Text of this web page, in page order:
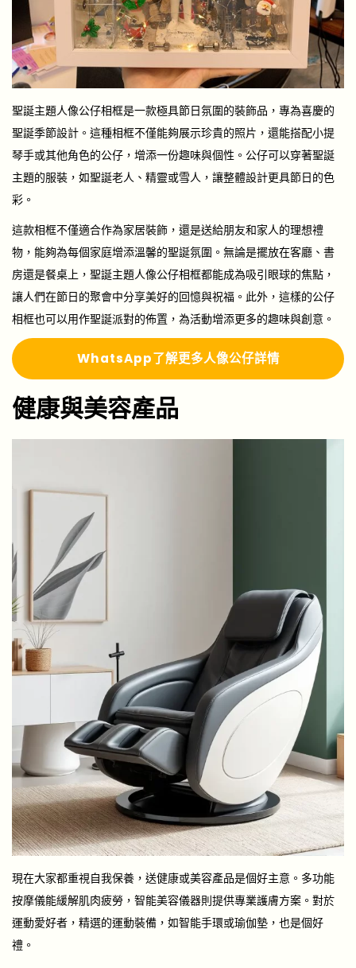
聖誕主題人像公仔相框是一款極具節日氛圍的裝飾品，專為喜慶的
聖誕季節設計。這種相框不僅能夠展示珍貴的照片，還能搭配小提
琴手或其他角色的公仔，增添一份趣味與個性。公仔可以穿著聖誕
主題的服裝，如聖誕老人、精靈或雪人，讓整體設計更具節日的色
彩。
這款相框不僅適合作為家居裝飾，還是送給朋友和家人的理想禮
物，能夠為每個家庭增添溫馨的聖誕氛圍。無論是擺放在客廳、書
房還是餐桌上，聖誕主題人像公仔相框都能成為吸引眼球的焦點，
讓人們在節日的聚會中分享美好的回憶與祝福。此外，這樣的公仔
相框也可以用作聖誕派對的佈置，為活動增添更多的趣味與創意。
WhatsApp了解更多人像公仔詳情
健康與美容產品
現在大家都重視自我保養，送健康或美容產品是個好主意。多功能
按摩儀能緩解肌肉疲勞，智能美容儀器則提供專業護膚方案。對於
運動愛好者，精選的運動裝備，如智能手環或瑜伽墊，也是個好
禮。